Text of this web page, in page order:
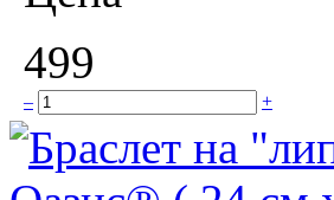
499
– +